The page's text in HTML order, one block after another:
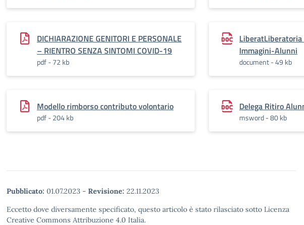
DICHIARAZIONE GENITORI E PERSONALE
– RIENTRO SENZA SINTOMI COVID-19
pdf - 72 kb
Immagini-Alunni
document - 49 kb
Modello rimborso contributo volontario
pdf - 204 kb
Delega Ritiro
msword - 80 kb
Pubblicato: 01.07.2023 - Revisione: 22.11.2023
Eccetto dove diversamente specificato, questo articolo è stato rilasciato sotto Licenza
Creative Commons Attribuzione 4.0 Italia.